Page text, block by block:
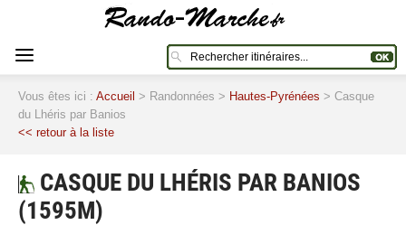
Vous êtes ici : Accueil > Randonnées > Hautes-Pyrénées > Casque
du Lhéris par Banios
<< retour à la liste
CASQUE DU LHÉRIS PAR BANIOS
(1595M)